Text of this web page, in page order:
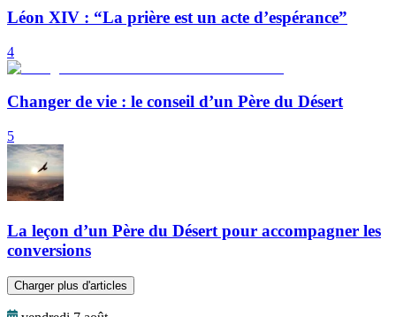
Léon XIV : “La prière est un acte d’espérance”
4
Changer de vie : le conseil d’un Père du Désert
5
La leçon d’un Père du Désert pour accompagner les
conversions
Charger plus d'articles